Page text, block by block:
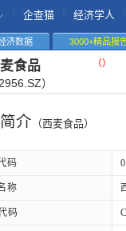
企查猫 经济学人
济数据 3000+精品报
食品
）
（）
介 （西麦食品）
码
称
码